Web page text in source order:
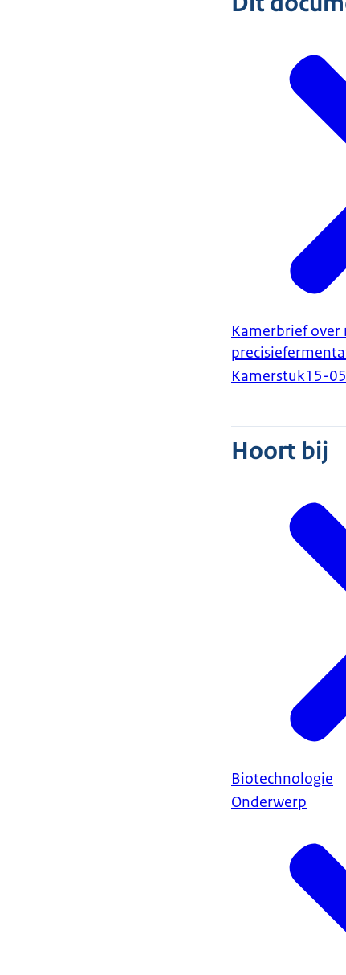
Kamerbrief
Kamerstuk15-
Hoort bij
Biotechnologie
Onderwerp